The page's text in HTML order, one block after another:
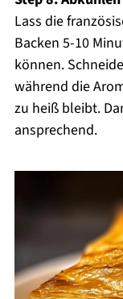
Lass die
Backen 5-10
können.
während die
zu heiß bleibt.
ansprechend.